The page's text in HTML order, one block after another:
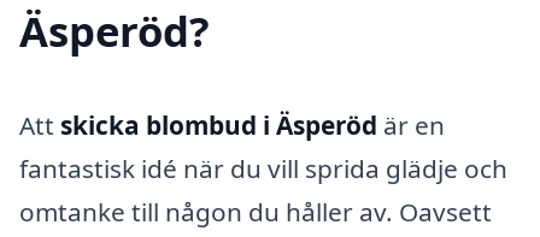
Äsperöd?
Att skicka blombud i Äsperöd är en
fantastisk idé när du vill sprida glädje och
omtanke till någon du håller av. Oavsett